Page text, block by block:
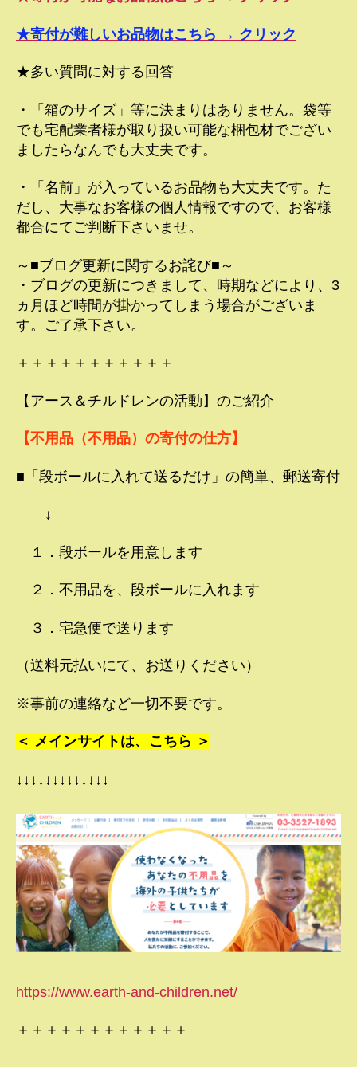
★寄付が難しいお品物はこちら → クリック
★多い質問に対する回答
・「箱のサイズ」等に決まりはありません。袋等
でも宅配業者様が取り扱い可能な梱包材でござい
ましたらなんでも大丈夫です。
・「名前」が入っているお品物も大丈夫です。た
だし、大事なお客様の個人情報ですので、お客様
都合にてご判断下さいませ。
～■ブログ更新に関するお詫び■～
・ブログの更新につきまして、時期などにより、3
ヵ月ほど時間が掛かってしまう場合がございま
す。ご了承下さい。
＋＋＋＋＋＋＋＋＋＋＋
【アース＆チルドレンの活動】のご紹介
【不用品（不用品）の寄付の仕方】
■「段ボールに入れて送るだけ」の簡単、郵送寄付
↓
１．段ボールを用意します
２．不用品を、段ボールに入れます
３．宅急便で送ります
（送料元払いにて、お送りください）
※事前の連絡など一切不要です。
＜ メインサイトは、こちら ＞
↓↓↓↓↓↓↓↓↓↓↓↓↓
https://www.earth-and-children.net/
＋＋＋＋＋＋＋＋＋＋＋＋